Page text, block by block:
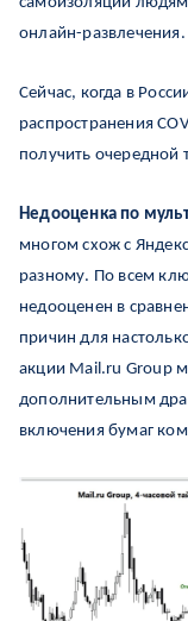
онлайн-развлечения.
Сейчас, когда в
распространения
получить очередной
Недооценка по
многом схож с
разному. По всем
недооценен в
причин для
акции Mail.ru Group
дополнительным
включения бумаг